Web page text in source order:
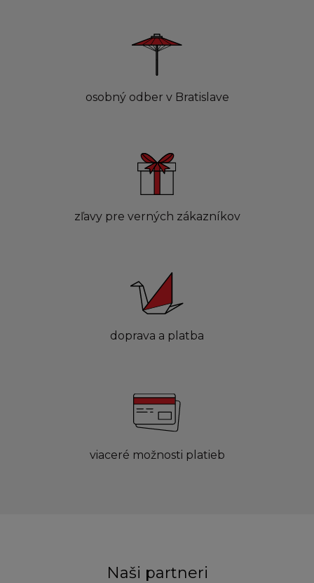
osobný odber v Bratislave
zľavy pre verných zákazníkov
doprava a platba
viaceré možnosti platieb
Naši partneri